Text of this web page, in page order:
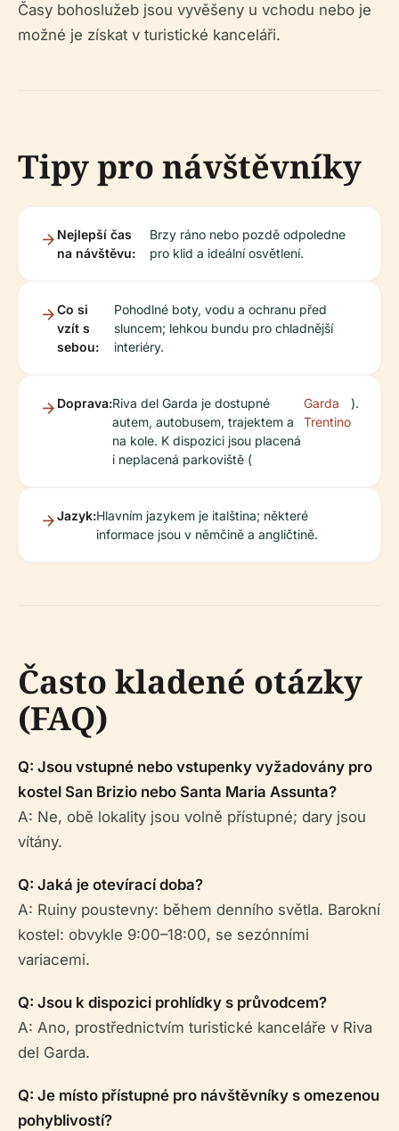
Časy bohoslužeb jsou vyvěšeny u vchodu nebo je
možné je získat v turistické kanceláři.
Tipy pro návštěvníky
Nejlepší čas
na návštěvu:
Brzy ráno nebo pozdě odpoledne
pro klid a ideální osvětlení.
Co si
vzít s
sebou:
Pohodlné boty, vodu a ochranu před
sluncem; lehkou bundu pro chladnější
interiéry.
Doprava:Riva del Garda je dostupné
autem, autobusem, trajektem a
na kole. K dispozici jsou placená
i neplacená parkoviště (
Garda
Trentino
).
Jazyk:Hlavním jazykem je italština; některé
informace jsou v němčině a angličtině.
Často kladené otázky
(FAQ)
Q: Jsou vstupné nebo vstupenky vyžadovány pro
kostel San Brizio nebo Santa Maria Assunta?
A: Ne, obě lokality jsou volně přístupné; dary jsou
vítány.
Q: Jaká je otevírací doba?
A: Ruiny poustevny: během denního světla. Barokní
kostel: obvykle 9:00–18:00, se sezónními
variacemi.
Q: Jsou k dispozici prohlídky s průvodcem?
A: Ano, prostřednictvím turistické kanceláře v Riva
del Garda.
Q: Je místo přístupné pro návštěvníky s omezenou
pohyblivostí?